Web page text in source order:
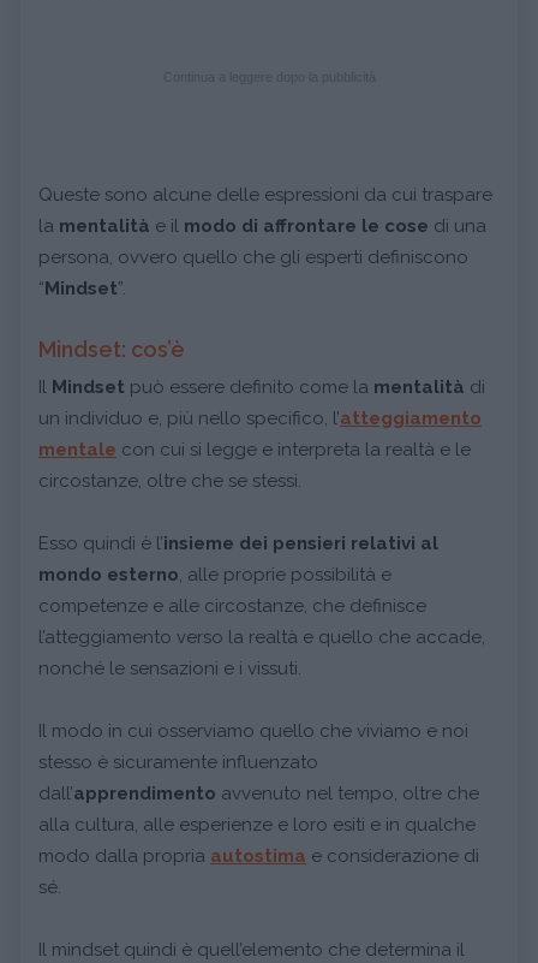
Queste sono alcune delle espressioni da cui traspare
la mentalità e il modo di affrontare le cose di una
persona, ovvero quello che gli esperti definiscono
“ Mindset”.
Mindset: cos’è
Il Mindset può essere definito come la mentalità di
un individuo e, più nello specifico, l’atteggiamento
mentale con cui si legge e interpreta la realtà e le
circostanze, oltre che se stessi.
Esso quindi è l’insieme dei pensieri relativi al
mondo esterno, alle proprie possibilità e
competenze e alle circostanze, che definisce
l’atteggiamento verso la realtà e quello che accade,
nonché le sensazioni e i vissuti.
Il modo in cui osserviamo quello che viviamo e noi
stesso è sicuramente influenzato
dall’apprendimento avvenuto nel tempo, oltre che
alla cultura, alle esperienze e loro esiti e in qualche
modo dalla propria autostima e considerazione di
sé.
Il mindset quindi è quell’elemento che determina il